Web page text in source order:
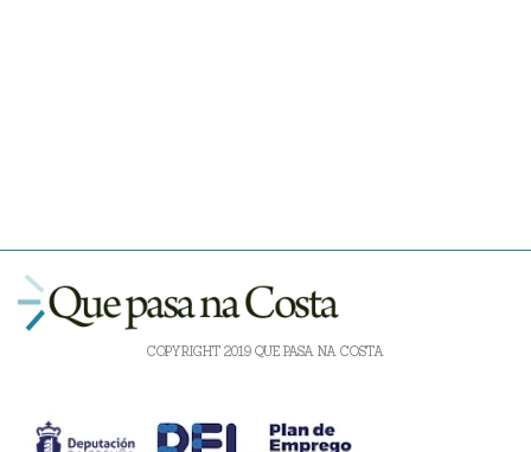
COPYRIGHT 2019 QUE PASA NA COSTA